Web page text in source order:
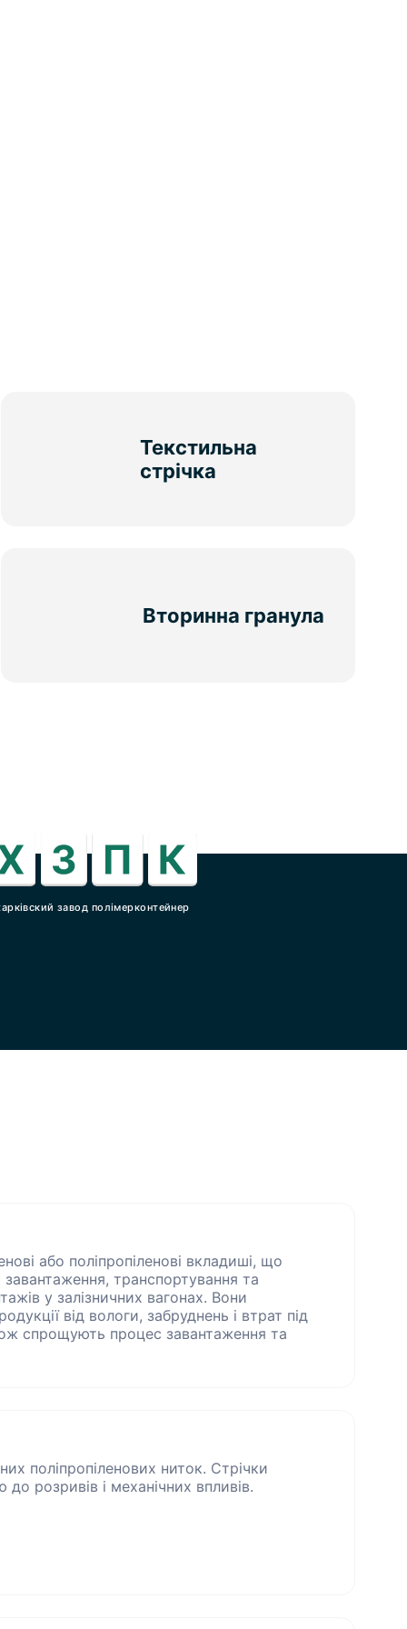
Текстильна
стрічка
Вторинна гранула
завод полімерконтейнер
або поліпропіленові вкладиші, що
транспортування та
у залізничних вагонах. Вони
від вологи, забруднень і втрат під
спрощують процес завантаження та
поліпропіленових ниток. Стрічки
до розривів і механічних впливів.